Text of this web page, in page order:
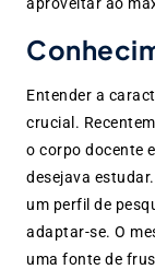
aproveitar ao
Entender a
crucial.
o corpo docente
desejava
um perfil de
adaptar-se. O
uma fonte de